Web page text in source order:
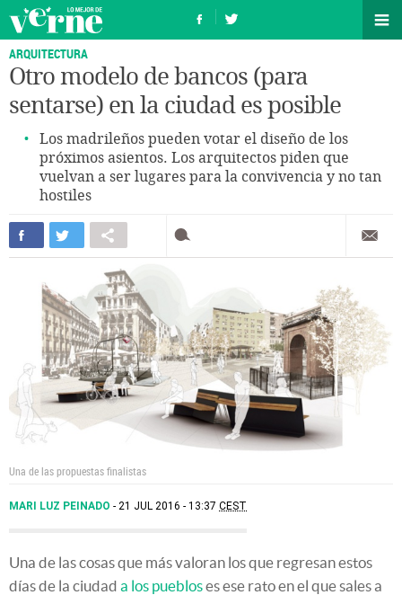
ARQUITECTURA
Otro modelo de bancos (para
sentarse) en la ciudad es posible
Los madrileños pueden votar el diseño de los
próximos asientos. Los arquitectos piden que
vuelvan a ser lugares para la convivencia y no tan
hostiles
Una de las propuestas finalistas
MARI LUZ PEINADO 21 JUL 2016 - 13:37 CEST
Una de las cosas que más valoran los que regresan estos
días de la ciudad a los puebloses ese rato en el que sales a